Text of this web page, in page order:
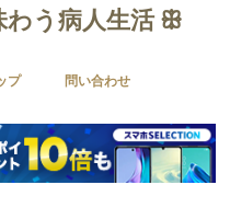
う病人生活 ꕥ
プ 問い合わせ